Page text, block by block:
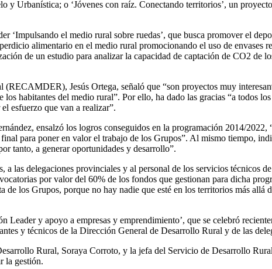
Urbanística; o ‘Jóvenes con raíz. Conectando territorios’, un
el medio rural sobre ruedas’, que busca promover el
alimentario en el medio rural promocionando el uso de envases
de un estudio para analizar la capacidad de captación de CO2 de
Jesús Ortega, señaló que “son proyectos muy
habitantes del medio rural”. Por ello, ha dado las gracias “a todos
esfuerzo que van a realizar”.
ensalzó los logros conseguidos en la programación 2014/
para poner en valor el trabajo de los Grupos”. Al mismo tiempo,
tanto, a generar oportunidades y desarrollo”.
las delegaciones provinciales y al personal de los servicios técnicos
por valor del 60% de los fondos que gestionan para dicha
de los Grupos, porque no hay nadie que esté en los territorios más
Leader y apoyo a empresas y emprendimiento’, que se celebró
y técnicos de la Dirección General de Desarrollo Rural y de las
Rural, Soraya Corroto, y la jefa del Servicio de Desarrollo
la gestión.